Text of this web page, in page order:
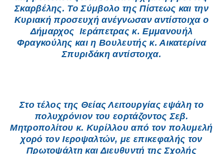
Σκαρβέλης. Το Σύμβολο της Πίστεως και την
Κυριακή προσευχή ανέγνωσαν αντίστοιχα ο
Δήμαρχος Ιεράπετρας κ. Εμμανουήλ
Φραγκούλης και η Βουλευτής κ. Αικατερίνα
Σπυριδάκη αντίστοιχα.
Στο τέλος της Θείας Λειτουργίας εψάλη το
πολυχρόνιον του εορτάζοντος Σεβ.
Μητροπολίτου κ. Κυρίλλου από τον πολυμελή
χορό τον Ιεροψαλτών, με επικεφαλής τον
Πρωτοψάλτη και Διευθυντή της Σχολής